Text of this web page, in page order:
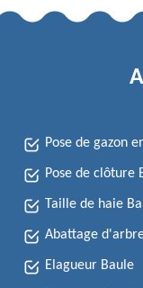
Pose de gazon
Pose de clôture
Taille de haie
Abattage
Elagueur Baule